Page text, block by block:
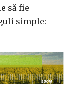
să fie
simple: